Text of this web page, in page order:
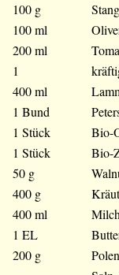
100 g
100 ml
200 ml
1
400 ml
1 Bund
1 Stück
Bio-
1 Stück
Bio-
50 g
400 g
400 ml
Milch
1 EL
200 g